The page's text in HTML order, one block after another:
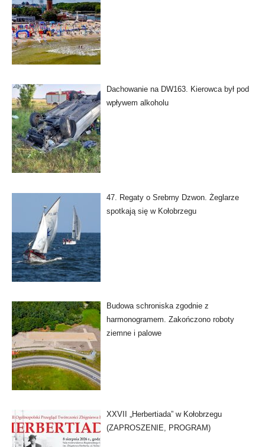
Dachowanie na DW163. Kierowca był pod
wpływem alkoholu
47. Regaty o Srebrny Dzwon. Żeglarze
spotkają się w Kołobrzegu
Budowa schroniska zgodnie z
harmonogramem. Zakończono roboty
ziemne i palowe
XXVII „Herbertiada” w Kołobrzegu
(ZAPROSZENIE, PROGRAM)